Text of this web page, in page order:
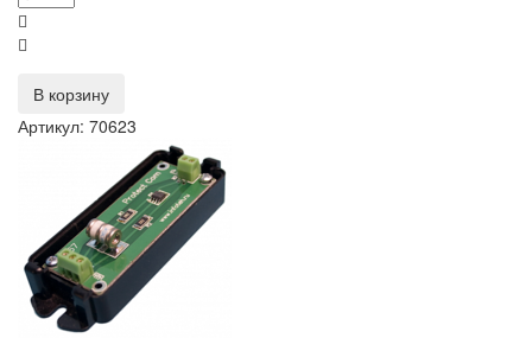
В корзину
Артикул: 70623